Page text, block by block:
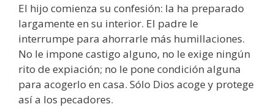
El hijo comienza su confesión: la ha preparado
largamente en su interior. El padre le
interrumpe para ahorrarle más humillaciones.
No le impone castigo alguno, no le exige ningún
rito de expiación; no le pone condición alguna
para acogerlo en casa. Sólo Dios acoge y protege
así a los pecadores.